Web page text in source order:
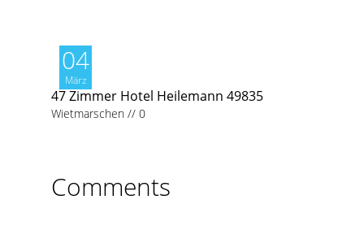
04
März
47 Zimmer Hotel Heilemann 49835
Wietmarschen // 0
Comments